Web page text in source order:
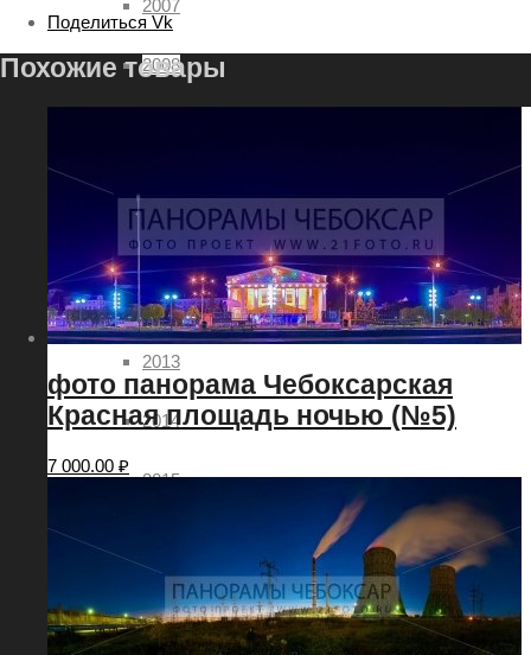
2007
2008
2011
2012
2013
2014
2015
2017
Поделиться Vk
Похожие товары
фото панорама Чебоксарская
Красная площадь ночью (№5)
7 000.00 ₽